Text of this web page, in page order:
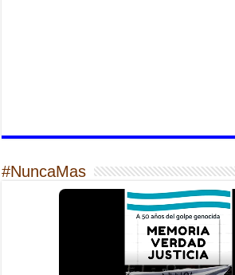
#NuncaMas